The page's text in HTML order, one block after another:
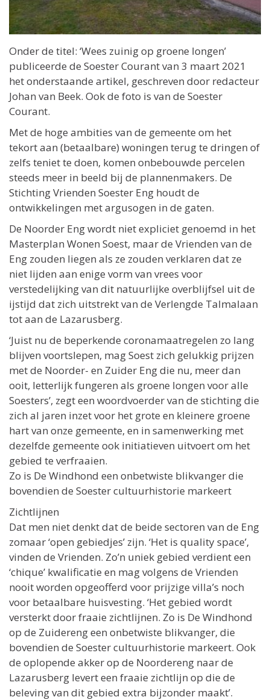
Onder de titel: ‘Wees zuinig op groene longen’
publiceerde de Soester Courant van 3 maart 2021
het onderstaande artikel, geschreven door redacteur
Johan van Beek. Ook de foto is van de Soester
Courant.
Met de hoge ambities van de gemeente om het
tekort aan (betaalbare) woningen terug te dringen of
zelfs teniet te doen, komen onbebouwde percelen
steeds meer in beeld bij de plannenmakers. De
Stichting Vrienden Soester Eng houdt de
ontwikkelingen met argusogen in de gaten.
De Noorder Eng wordt niet expliciet genoemd in het
Masterplan Wonen Soest, maar de Vrienden van de
Eng zouden liegen als ze zouden verklaren dat ze
niet lijden aan enige vorm van vrees voor
verstedelijking van dit natuurlijke overblijfsel uit de
ijstijd dat zich uitstrekt van de Verlengde Talmalaan
tot aan de Lazarusberg.
‘Juist nu de beperkende coronamaatregelen zo lang
blijven voortslepen, mag Soest zich gelukkig prijzen
met de Noorder- en Zuider Eng die nu, meer dan
ooit, letterlijk fungeren als groene longen voor alle
Soesters’, zegt een woordvoerder van de stichting die
zich al jaren inzet voor het grote en kleinere groene
hart van onze gemeente, en in samenwerking met
dezelfde gemeente ook initiatieven uitvoert om het
gebied te verfraaien.
Zo is De Windhond een onbetwiste blikvanger die
bovendien de Soester cultuurhistorie markeert
Zichtlijnen
Dat men niet denkt dat de beide sectoren van de Eng
zomaar ‘open gebiedjes’ zijn. ‘Het is quality space’,
vinden de Vrienden. Zo’n uniek gebied verdient een
‘chique’ kwalificatie en mag volgens de Vrienden
nooit worden opgeofferd voor prijzige villa’s noch
voor betaalbare huisvesting. ‘Het gebied wordt
versterkt door fraaie zichtlijnen. Zo is De Windhond
op de Zuidereng een onbetwiste blikvanger, die
bovendien de Soester cultuurhistorie markeert. Ook
de oplopende akker op de Noordereng naar de
Lazarusberg levert een fraaie zichtlijn op die de
beleving van dit gebied extra bijzonder maakt’.